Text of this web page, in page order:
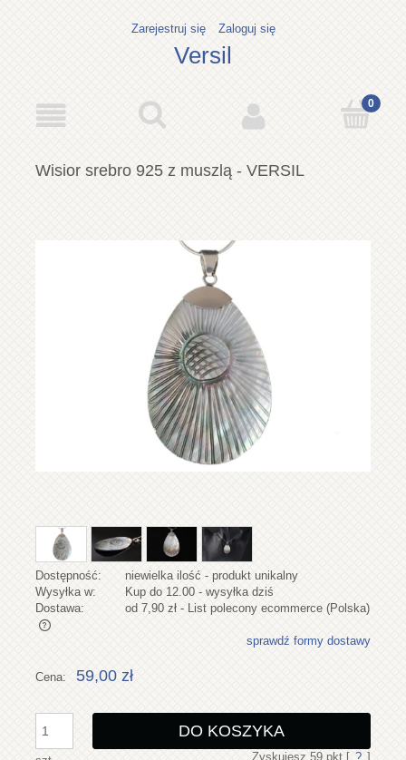
Zarejestruj się Zaloguj się
Versil
Wisior srebro 925 z muszlą - VERSIL
Dostępność:
niewielka ilość - produkt unikalny
Wysyłka w:
Kup do 12.00 - wysyłka dziś
Dostawa:
od 7,90 zł - List polecony ecommerce (Polska)
Cena nie zawiera ewentualnych kosztów płatności
sprawdź formy dostawy
Cena: 59,00 zł
DO KOSZYKA
Zyskujesz 59pkt [ ? ]